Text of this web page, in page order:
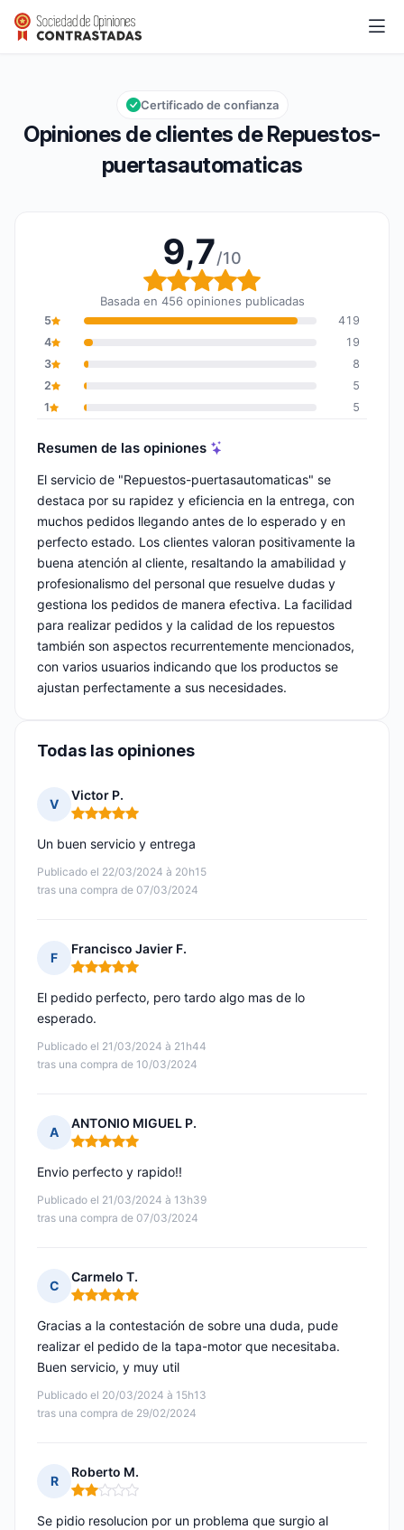
Calificación global: 9,7 de 10
9,7/10
Opiniones de clientes de Repuestos-
puertasautomaticas
Certificado de confianza
9,7/10
Calificación global: 9,7
Basada en 456 opiniones publicadas
5
419
4
19
3
8
2
5
1
5
Resumen de las opiniones
El servicio de "Repuestos-puertasautomaticas" se
destaca por su rapidez y eficiencia en la entrega, con
muchos pedidos llegando antes de lo esperado y en
perfecto estado. Los clientes valoran positivamente la
buena atención al cliente, resaltando la amabilidad y
profesionalismo del personal que resuelve dudas y
gestiona los pedidos de manera efectiva. La facilidad
para realizar pedidos y la calidad de los repuestos
también son aspectos recurrentemente mencionados,
con varios usuarios indicando que los productos se
ajustan perfectamente a sus necesidades.
Todas las opiniones
V
Victor P.
Nota: 5 de 5
Publicado el 22/03/2024 à 20h15
tras una compra de 07/03/2024
Un buen servicio y entrega
F
Francisco Javier F.
Nota: 5 de 5
Publicado el 21/03/2024 à 21h44
tras una compra de 10/03/2024
El pedido perfecto, pero tardo algo mas de lo
esperado.
A
ANTONIO MIGUEL P.
Nota: 5 de 5
Publicado el 21/03/2024 à 13h39
tras una compra de 07/03/2024
Envio perfecto y rapido!!
C
Carmelo T.
Nota: 5 de 5
Publicado el 20/03/2024 à 15h13
tras una compra de 29/02/2024
Gracias a la contestación de sobre una duda, pude
realizar el pedido de la tapa-motor que necesitaba.
Buen servicio, y muy util
R
Roberto M.
Nota: 2 de 5
Se pidio resolucion por un problema que surgio al